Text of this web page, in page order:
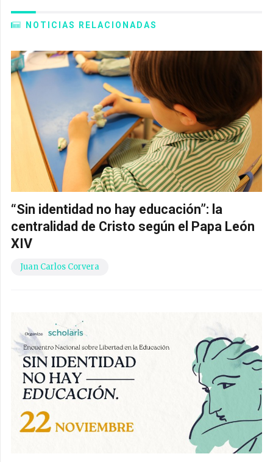
NOTICIAS RELACIONADAS
“Sin identidad no hay educación”: la
centralidad de Cristo según el Papa León
XIV
Juan Carlos Corvera